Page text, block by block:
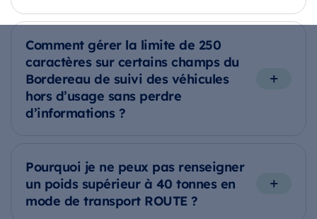
Comment gérer la limite de 250
caractères sur certains champs du
Bordereau de suivi des véhicules
hors d’usage sans perdre
d’informations ?
Pourquoi je ne peux pas renseigner
un poids supérieur à 40 tonnes en
mode de transport ROUTE ?